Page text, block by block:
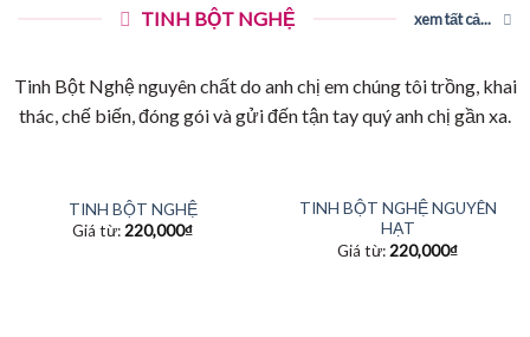
TINH BỘT NGHỆ xem tất cả...
Tinh Bột Nghệ nguyên chất do anh chị em chúng tôi trồng, khai
thác, chế biến, đóng gói và gửi đến tận tay quý anh chị gần xa.
TINH BỘT NGHỆ
Giá từ: 220,000₫
TINH BỘT NGHỆ NGUYÊN
HẠT
Giá từ: 220,000₫